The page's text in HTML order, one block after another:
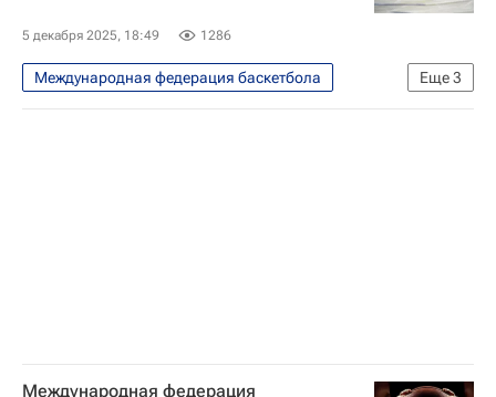
5 декабря 2025, 18:49 1286
Еще3
Международная федерация баскетбола
Баскетбол
Спорт FIBA
Международная федерация